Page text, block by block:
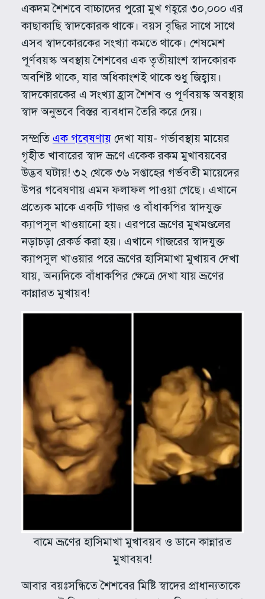
একদম শৈশবে বাচ্চাদের পুরো মুখ গহ্বরে ৩০,০০০ এর
কাছাকাছি স্বাদকোরক থাকে। বয়স বৃদ্ধির সাথে সাথে
এসব স্বাদকোরকের সংখ্যা কমতে থাকে। শেষমেশ
পূর্ণবয়স্ক অবস্থায় শৈশবের এক তৃতীয়াংশ স্বাদকোরক
অবশিষ্ট থাকে, যার অধিকাংশই থাকে শুধু জিহ্বায়।
স্বাদকোরকের এ সংখ্যা হ্রাস শৈশব ও পূর্ণবয়স্ক অবস্থায়
স্বাদ অনুভবে বিস্তর ব্যবধান তৈরি করে দেয়।
সম্প্রতি এক গবেষণায়দেখা যায়- গর্ভাবস্থায় মায়ের
গৃহীত খাবারের স্বাদ ভ্রূণে একেক রকম মুখাবয়বের
উদ্ভব ঘটায়! ৩২ থেকে ৩৬ সপ্তাহের গর্ভবতী মায়েদের
উপর গবেষণায় এমন ফলাফল পাওয়া গেছে। এখানে
প্রত্যেক মাকে একটি গাজর ও বাঁধাকপির স্বাদযুক্ত
ক্যাপসুল খাওয়ানো হয়। এরপরে ভ্রূণের মুখমণ্ডলের
নড়াচড়া রেকর্ড করা হয়। এখানে গাজরের স্বাদযুক্ত
ক্যাপসুল খাওয়ার পরে ভ্রূণের হাসিমাখা মুখায়ব দেখা
যায়, অন্যদিকে বাঁধাকপির ক্ষেত্রে দেখা যায় ভ্রূণের
কান্নারত মুখায়ব!
বামে ভ্রূণের হাসিমাখা মুখাবয়ব ও ডানে কান্নারত
মুখাবয়ব!
আবার বয়ঃসন্ধিতে শৈশবের মিষ্টি স্বাদের প্রাধান্যতাকে